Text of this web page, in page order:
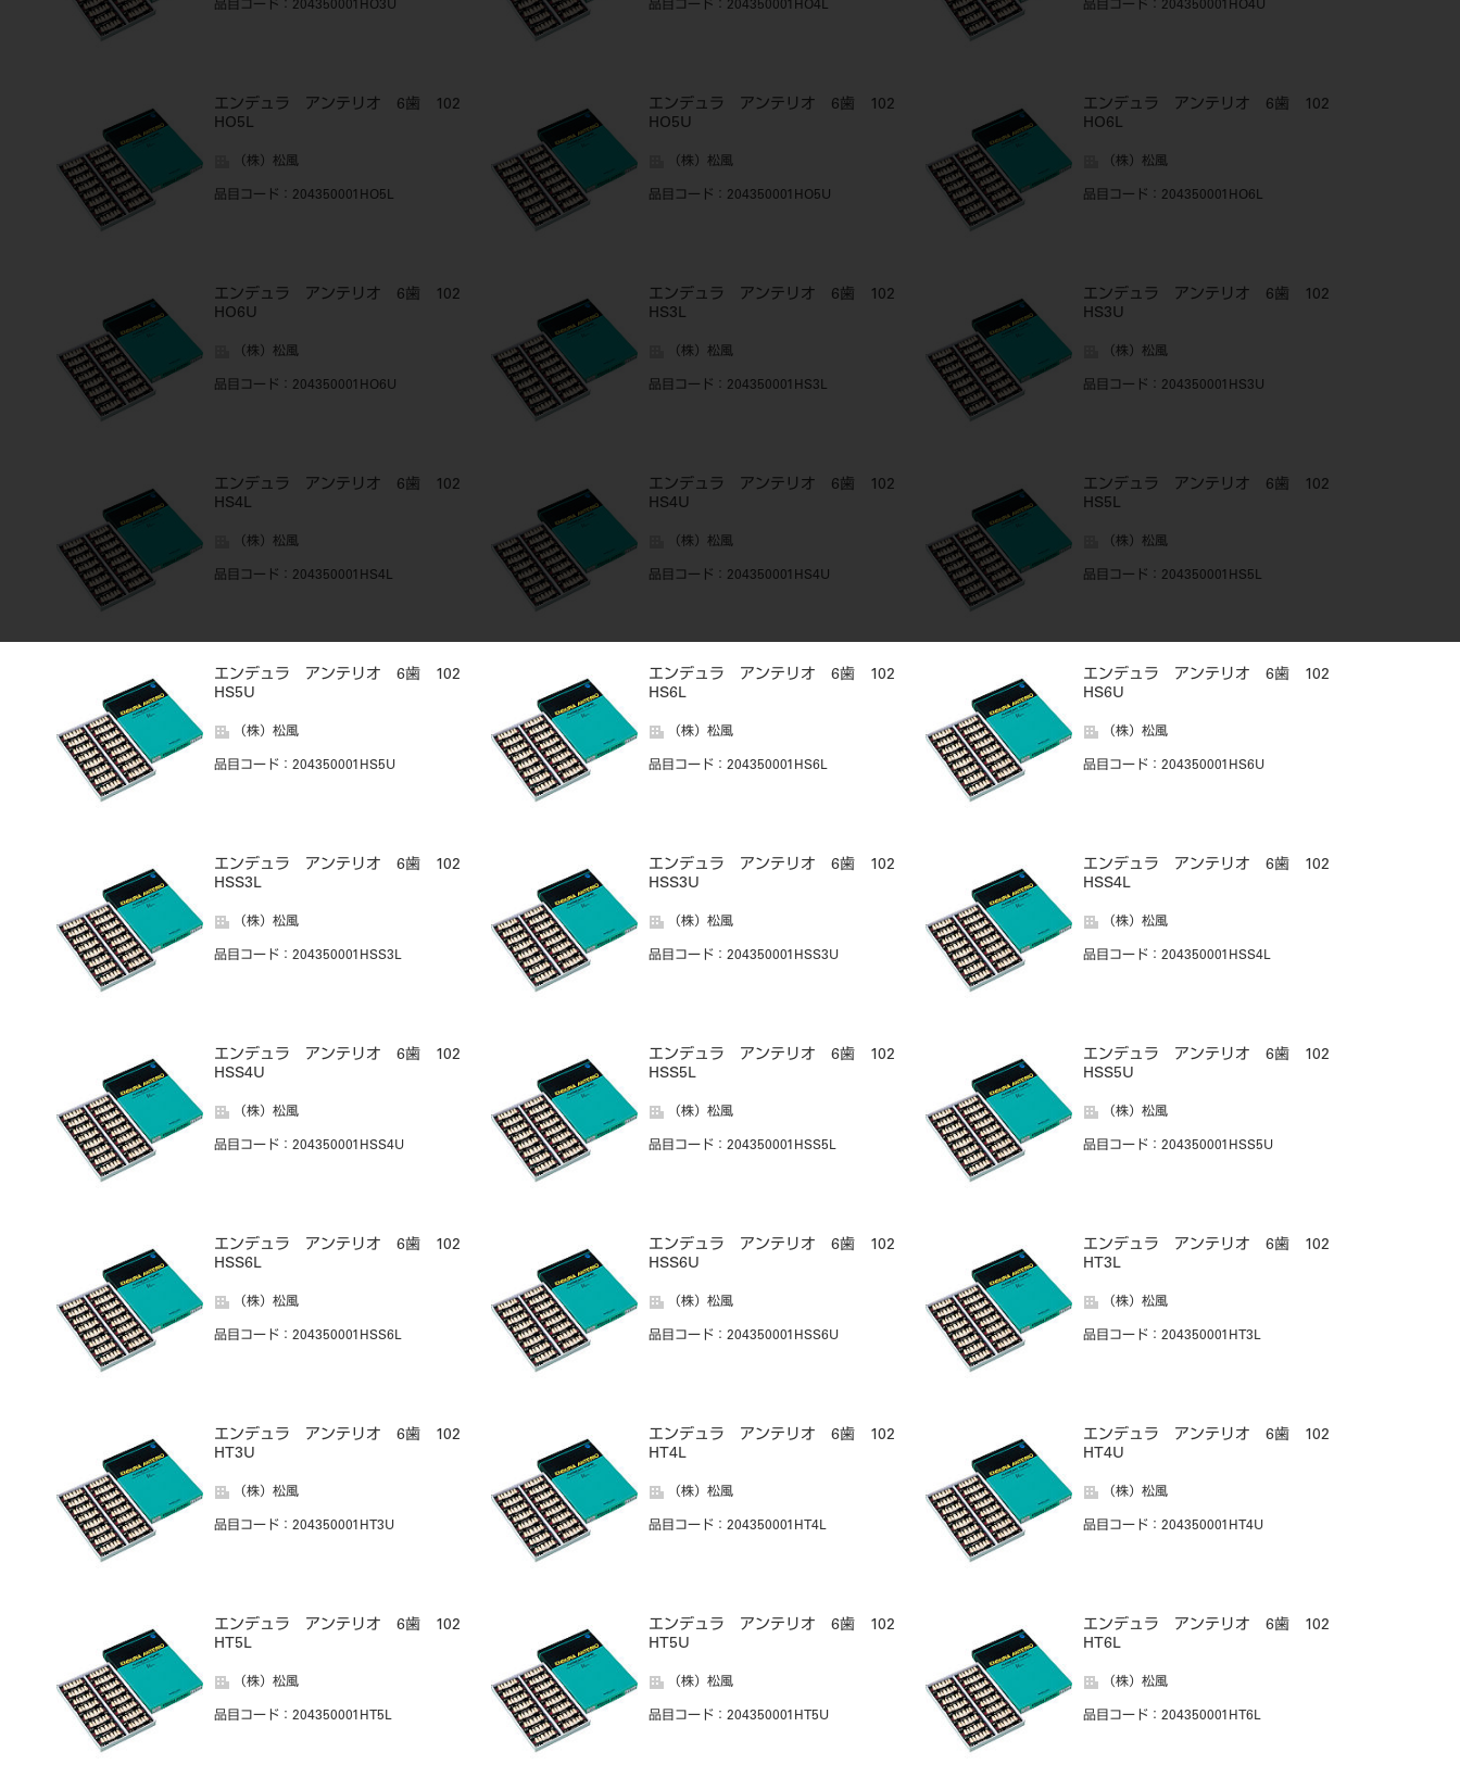
品目コード ：204350001HO3U 品目コード ：204350001HO4L 品目コード ：204350001HO4U
エンデュラ アンテリオ 6歯 102
HO5L
（株）松風
品目コード ：204350001HO5L
エンデュラ アンテリオ 6歯 102
HO5U
（株）松風
品目コード ：204350001HO5U
エンデュラ アンテリオ 6歯 102
HO6L
（株）松風
品目コード ：204350001HO6L
エンデュラ アンテリオ 6歯 102
HO6U
（株）松風
品目コード ：204350001HO6U
エンデュラ アンテリオ 6歯 102
HS3L
（株）松風
品目コード ：204350001HS3L
エンデュラ アンテリオ 6歯 102
HS3U
（株）松風
品目コード ：204350001HS3U
エンデュラ アンテリオ 6歯 102
HS4L
（株）松風
品目コード ：204350001HS4L
エンデュラ アンテリオ 6歯 102
HS4U
（株）松風
品目コード ：204350001HS4U
エンデュラ アンテリオ 6歯 102
HS5L
（株）松風
品目コード ：204350001HS5L
エンデュラ アンテリオ 6歯 102
HS5U
（株）松風
品目コード ：204350001HS5U
エンデュラ アンテリオ 6歯 102
HS6L
（株）松風
品目コード ：204350001HS6L
エンデュラ アンテリオ 6歯 102
HS6U
（株）松風
品目コード ：204350001HS6U
エンデュラ アンテリオ 6歯 102
HSS3L
（株）松風
品目コード ：204350001HSS3L
エンデュラ アンテリオ 6歯 102
HSS3U
（株）松風
品目コード ：204350001HSS3U
エンデュラ アンテリオ 6歯 102
HSS4L
（株）松風
品目コード ：204350001HSS4L
エンデュラ アンテリオ 6歯 102
HSS4U
（株）松風
品目コード ：204350001HSS4U
エンデュラ アンテリオ 6歯 102
HSS5L
（株）松風
品目コード ：204350001HSS5L
エンデュラ アンテリオ 6歯 102
HSS5U
（株）松風
品目コード ：204350001HSS5U
エンデュラ アンテリオ 6歯 102
HSS6L
（株）松風
品目コード ：204350001HSS6L
エンデュラ アンテリオ 6歯 102
HSS6U
（株）松風
品目コード ：204350001HSS6U
エンデュラ アンテリオ 6歯 102
HT3L
（株）松風
品目コード ：204350001HT3L
エンデュラ アンテリオ 6歯 102
HT3U
（株）松風
品目コード ：204350001HT3U
エンデュラ アンテリオ 6歯 102
HT4L
（株）松風
品目コード ：204350001HT4L
エンデュラ アンテリオ 6歯 102
HT4U
（株）松風
品目コード ：204350001HT4U
エンデュラ アンテリオ 6歯 102
HT5L
（株）松風
品目コード ：204350001HT5L
エンデュラ アンテリオ 6歯 102
HT5U
（株）松風
品目コード ：204350001HT5U
エンデュラ アンテリオ 6歯 102
HT6L
（株）松風
品目コード ：204350001HT6L